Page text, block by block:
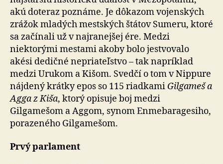
akú doteraz poznáme. Je dôkazom vojenských
zrážok mladých mestských štátov Sumeru, ktoré
sa začínali už v najranejšej ére. Medzi
niektorými mestami akoby bolo jestvovalo
akési dedičné nepriateľstvo – tak napríklad
medzi Urukom a Kišom. Svedčí o tom v Nippure
nájdený krátky epos so 115 riadkami Gilgameš a
Agga z Kiša, ktorý opisuje boj medzi
Gilgamešom a Aggom, synom Enmebaragesiho,
porazeného Gilgamešom.
Prvý parlament